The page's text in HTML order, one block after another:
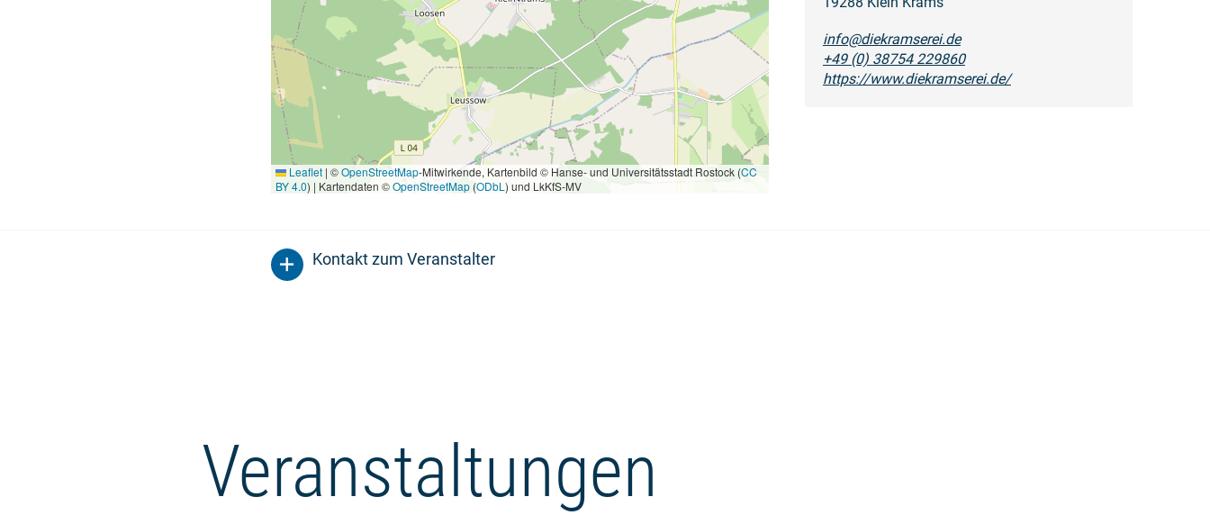
Leaflet | ©OpenStreetMap-Mitwirkende, Kartenbild © Hanse- und Universitätsstadt Rostock (CC
BY 4.0) | Kartendaten ©OpenStreetMap(ODbL ) und LkKfS-MV
info@diekramserei.de
+49 (0) 38754 229860
https://www.diekramserei.de/
Kontakt zum Veranstalter
Veranstaltungen